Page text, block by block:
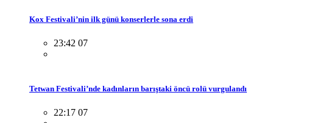
Kox Festivali’nin ilk günü konserlerle sona erdi
23:42 07
Tetwan Festivali’nde kadınların barıştaki öncü rolü vurgulandı
22:17 07